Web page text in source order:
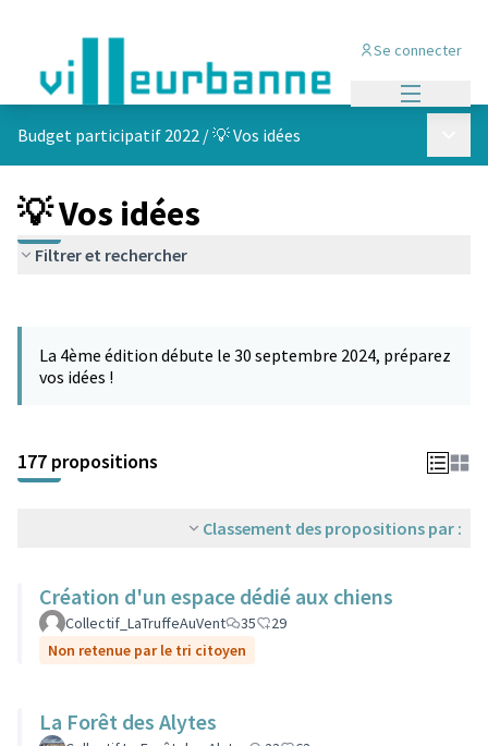
Se connecter
Budget participatif 2022 /💡 Vos idées
💡 Vos idées
Filtrer et rechercher
−
La 4ème édition débute le 30 septembre 2024, préparez
vos idées !
177 propositions
Classement des propositions par :
Création d'un espace dédié aux chiens
Collectif_LaTruffeAuVent 35
29
Non retenue par le tri citoyen
La Forêt des Alytes